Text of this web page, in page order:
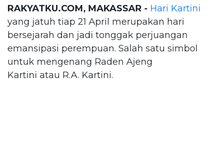
RAKYATKU.COM, MAKASSAR - Hari Kartini
yang jatuh tiap 21 April merupakan hari
bersejarah dan jadi tonggak perjuangan
emansipasi perempuan. Salah satu simbol
untuk mengenang Raden Ajeng
Kartini atau R.A. Kartini.